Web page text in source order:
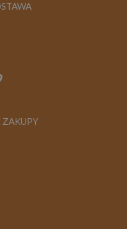
ZAKUPY